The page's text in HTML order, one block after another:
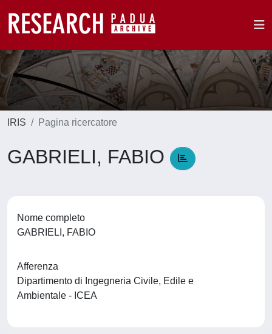
IRIS Pagina ricercatore
GABRIELI, FABIO
Nome completo
GABRIELI, FABIO
Afferenza
Dipartimento di Ingegneria Civile, Edile e
Ambientale - ICEA